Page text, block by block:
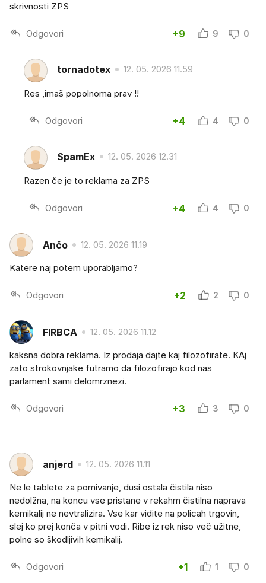
skrivnosti ZPS
Odgovori +9 9 0
tornadotex 12. 05. 2026 11.59
Res ,imaš popolnoma prav !!
Odgovori +4 4 0
SpamEx 12. 05. 2026 12.31
Razen če je to reklama za ZPS
Odgovori +4 4 0
Ančo 12. 05. 2026 11.19
Katere naj potem uporabljamo?
Odgovori +2 2 0
FIRBCA 12. 05. 2026 11.12
kaksna dobra reklama. Iz prodaja dajte kaj filozofirate. KAj
zato strokovnjake futramo da filozofirajo kod nas
parlament sami delomrznezi.
Odgovori +3 3 0
anjerd 12. 05. 2026 11.11
Ne le tablete za pomivanje, dusi ostala čistila niso
nedolžna, na koncu vse pristane v rekahm čistilna naprava
kemikalij ne nevtralizira. Vse kar vidite na policah trgovin,
slej ko prej konča v pitni vodi. Ribe iz rek niso več užitne,
polne so škodljivih kemikalij.
Odgovori +1 1 0